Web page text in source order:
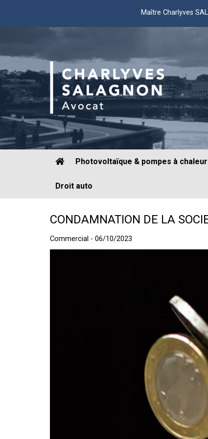
Maître Charlyves
Photovoltaïque & pompes à chaleur
Droit auto
CONDAMNATION DE LA
Commercial - 06/10/2023